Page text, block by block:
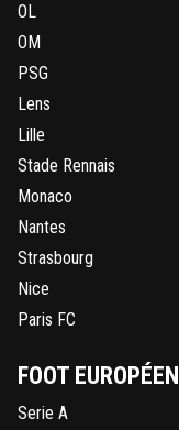
OL
OM
PSG
Lens
Lille
Stade Rennais
Monaco
Nantes
Strasbourg
Nice
Paris FC
FOOT EUROPÉEN
Serie A